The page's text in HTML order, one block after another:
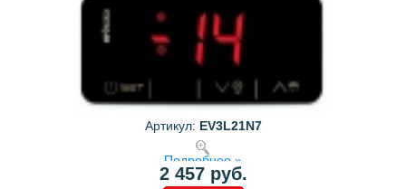
Артикул: EV3L21N7
Подробнее »
2 457 руб.